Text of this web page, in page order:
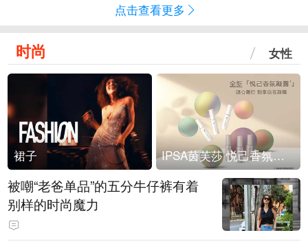
点击查看更多
时尚 女性
裙子 IPSA茵芙莎 悦己香氛凝露上市
被嘲“老爸单品”的五分牛仔裤有着
别样的时尚魔力